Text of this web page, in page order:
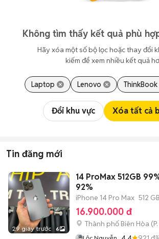
Không tìm thấy kết quả phù
Hãy xóa một số bộ lọc hoặc thay đổi
kiếm để xem nhiều kết quả
Laptop Lenovo ThinkBook
Đổi khu vực Xóa tất cả
Tin đăng mới
29 giây trước 6
14 ProMax 512GB
92%
iPhone 14 Pro Max 512 GB
16.900.000 đ
Thành phố Biên Hòa (